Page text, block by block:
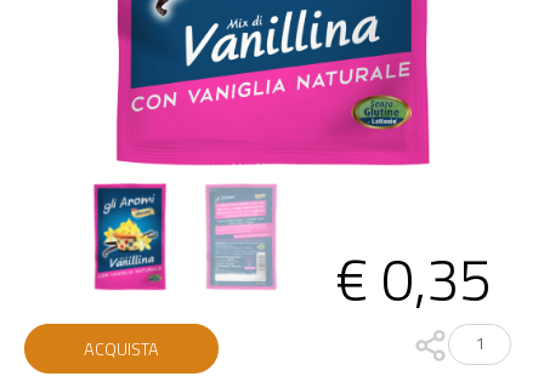
€ 0,35
Vanillina
monodose
quantità
ACQUISTA